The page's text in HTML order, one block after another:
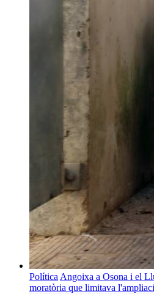
Política Angoixa a Osona i el
moratòria que limitava